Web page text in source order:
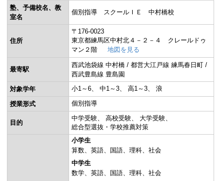
塾、予備校名、教
室名
個別指導 スクールＩＥ 中村橋校
住所
〒176-0023
東京都練馬区中村北４－２－４ クレールドゥ
マン２階
地図を見る
最寄駅
西武池袋線 中村橋 / 都営大江戸線 練馬春日町 /
西武豊島線 豊島園
対象学年
小1～6 中1～3 高1～3 浪
授業形式 個別指導
目的
中学受験 高校受験
大学受験
総合型選抜・学校推薦対策
小学生
算数
英語 国語 理科
社会
中学生
数学
英語 国語 理科
社会